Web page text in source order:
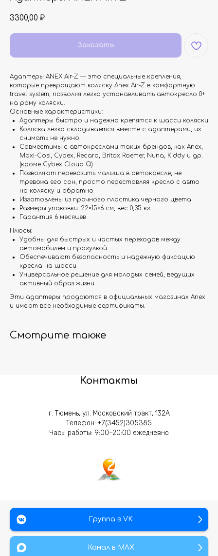
3300,00 ₽
Заказать
Адаптеры ANEX Air-Z — это специальные крепления,
которые превращают коляску Anex Air-Z в комфортную
travel system, позволяя легко устанавливать автокресло 0+
на раму коляски.
Основные характеристики:
Адаптеры быстро и надежно крепятся к шасси коляски
Коляска легко складывается вместе с адаптерами, их
снимать не нужно
Совместимы с автокреслами таких брендов, как Anex,
Maxi-Cosi, Cybex, Recaro, Britax Roemer, Nuna, Kiddy и др.
(кроме Cybex Cloud Q)
Позволяют перевозить малыша в автокресле, не
тревожа его сон, просто переставляя кресло с авто
на коляску и обратно
Изготовлены из прочного пластика черного цвета
Размеры упаковки: 22×15×6 см, вес 0,35 кг
Гарантия 6 месяцев
Плюсы:
Удобны для быстрых и частых переходов между
автомобилем и прогулкой
Обеспечивают безопасность и надежную фиксацию
кресла на шасси
Универсальное решение для молодых семей, ведущих
активный образ жизни
Эти адаптеры продаются в официальных магазинах Anex
и имеют все необходимые сертификаты.
Смотрите также
Контакты
г. Тюмень, ул. Московский тракт, 132А
Телефон: +7(3452)305385
Часы работы: 9:00–20:00 ежедневно
Группа в VK
Канал в МАХ